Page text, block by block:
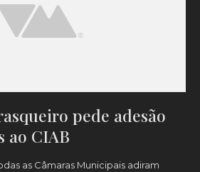
pede adesão
ao CIAB
as Câmaras Municipais adiram